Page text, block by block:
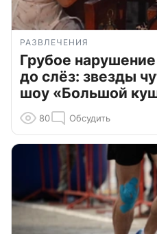
РАЗВЛЕЧЕНИЯ
Грубое
до слёз: звезды
шоу «Большой
80 Обсудить